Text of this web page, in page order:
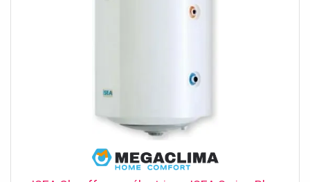
Swing Plus : Design et Durabilité Sans Compromis Le
design compact du ISEA Swing Plus Mix Heating 100/5 VE
supérieure et une garantie de 5 ans, vous aurez la
tranquillité d'esprit d'un produit conçu pour durer dans le
économiseur d'espace. Technologie Mix Heating pour un
chauffage uniforme et rapide. Pourquoi Choisir ISEA pour
Votre Confort Quotidien Faire confiance à ISEA signifie
miser sur une marque qui combine innovation
technologique et fiabilité. Le modèle Swing Plus Mix